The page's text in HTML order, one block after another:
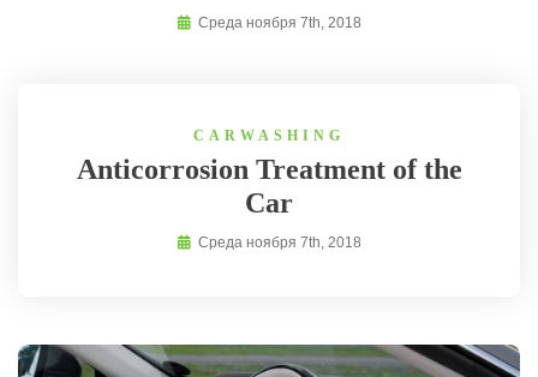
Среда ноября 7th, 2018
CARWASHING
Anticorrosion Treatment of the
Car
Среда ноября 7th, 2018